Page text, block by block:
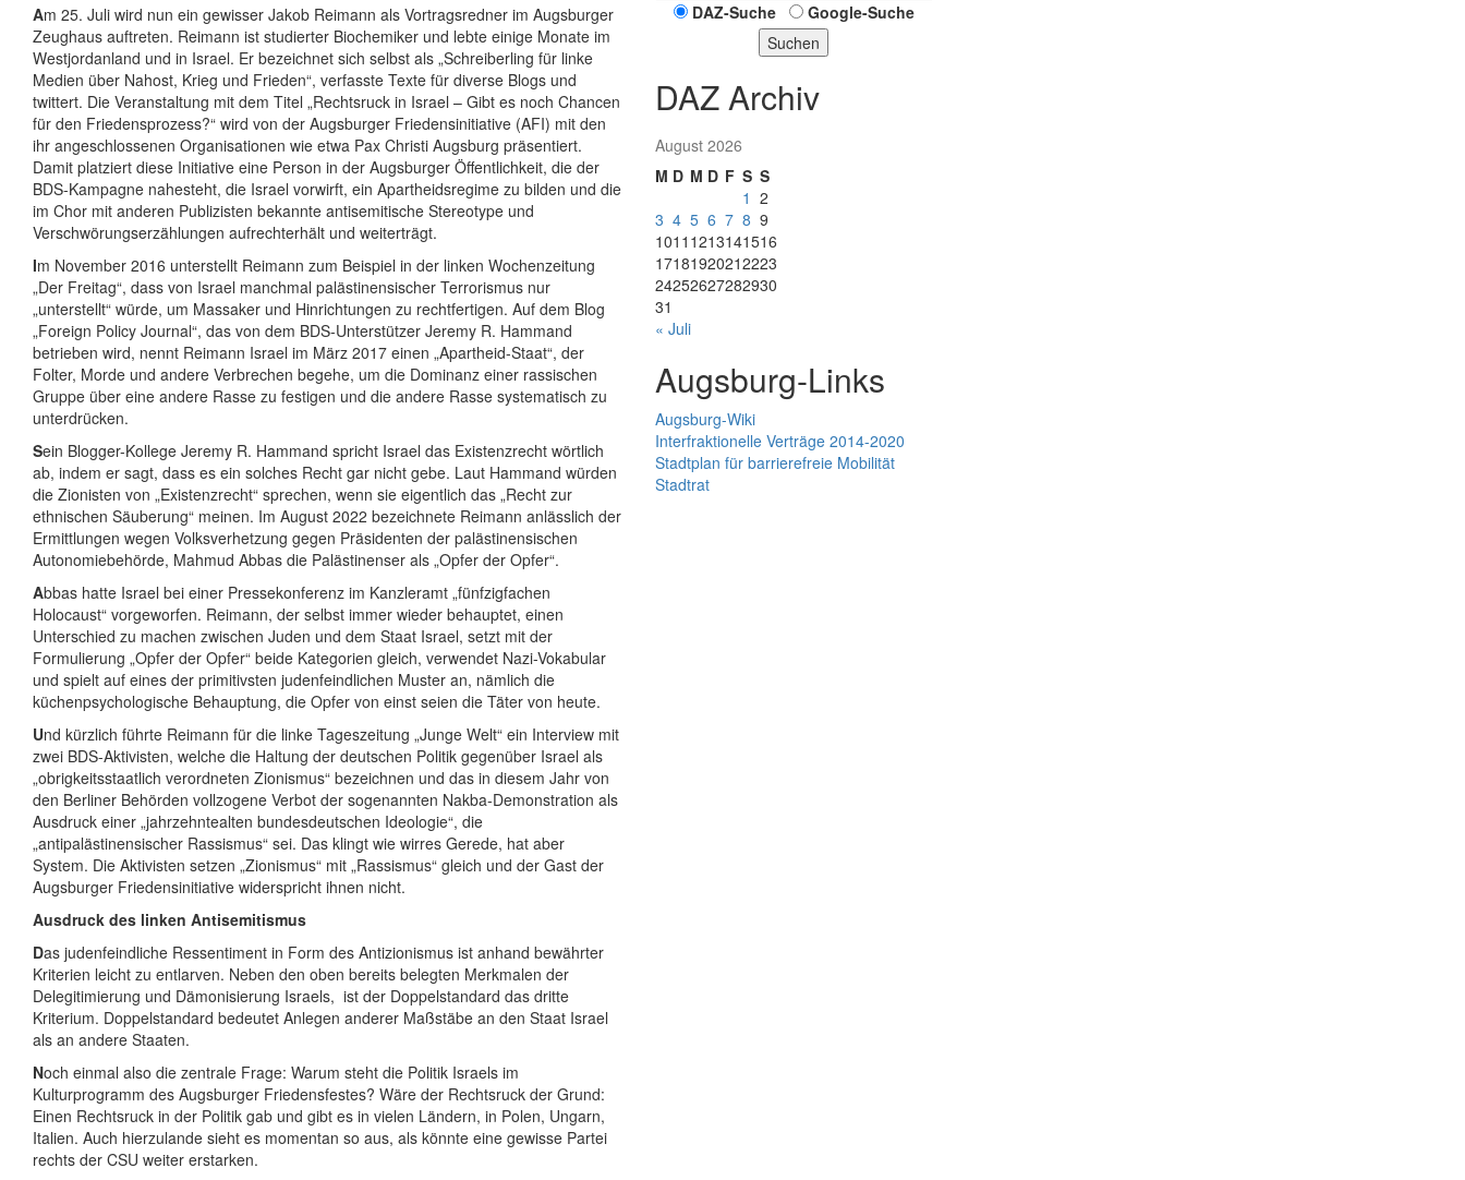
Am 25. Juli wird nun ein gewisser Jakob Reimann als Vortragsredner im Augsburger
Zeughaus auftreten. Reimann ist studierter Biochemiker und lebte einige Monate im
Westjordanland und in Israel. Er bezeichnet sich selbst als „Schreiberling für linke
Medien über Nahost, Krieg und Frieden“, verfasste Texte für diverse Blogs und
twittert. Die Veranstaltung mit dem Titel „Rechtsruck in Israel – Gibt es noch Chancen
für den Friedensprozess?“ wird von der Augsburger Friedensinitiative (AFI) mit den
ihr angeschlossenen Organisationen wie etwa Pax Christi Augsburg präsentiert.
Damit platziert diese Initiative eine Person in der Augsburger Öffentlichkeit, die der
BDS-Kampagne nahesteht, die Israel vorwirft, ein Apartheidsregime zu bilden und die
im Chor mit anderen Publizisten bekannte antisemitische Stereotype und
Verschwörungserzählungen aufrechterhält und weiterträgt.
Im November 2016 unterstellt Reimann zum Beispiel in der linken Wochenzeitung
„Der Freitag“, dass von Israel manchmal palästinensischer Terrorismus nur
„unterstellt“ würde, um Massaker und Hinrichtungen zu rechtfertigen. Auf dem Blog
„Foreign Policy Journal“, das von dem BDS-Unterstützer Jeremy R. Hammand
betrieben wird, nennt Reimann Israel im März 2017 einen „Apartheid-Staat“, der
Folter, Morde und andere Verbrechen begehe, um die Dominanz einer rassischen
Gruppe über eine andere Rasse zu festigen und die andere Rasse systematisch zu
unterdrücken.
Sein Blogger-Kollege Jeremy R. Hammand spricht Israel das Existenzrecht wörtlich
ab, indem er sagt, dass es ein solches Recht gar nicht gebe. Laut Hammand würden
die Zionisten von „Existenzrecht“ sprechen, wenn sie eigentlich das „Recht zur
ethnischen Säuberung“ meinen. Im August 2022 bezeichnete Reimann anlässlich der
Ermittlungen wegen Volksverhetzung gegen Präsidenten der palästinensischen
Autonomiebehörde, Mahmud Abbas die Palästinenser als „Opfer der Opfer“.
Abbas hatte Israel bei einer Pressekonferenz im Kanzleramt „fünfzigfachen
Holocaust“ vorgeworfen. Reimann, der selbst immer wieder behauptet, einen
Unterschied zu machen zwischen Juden und dem Staat Israel, setzt mit der
Formulierung „Opfer der Opfer“ beide Kategorien gleich, verwendet Nazi-Vokabular
und spielt auf eines der primitivsten judenfeindlichen Muster an, nämlich die
küchenpsychologische Behauptung, die Opfer von einst seien die Täter von heute.
Und kürzlich führte Reimann für die linke Tageszeitung „Junge Welt“ ein Interview mit
zwei BDS-Aktivisten, welche die Haltung der deutschen Politik gegenüber Israel als
„obrigkeitsstaatlich verordneten Zionismus“ bezeichnen und das in diesem Jahr von
den Berliner Behörden vollzogene Verbot der sogenannten Nakba-Demonstration als
Ausdruck einer „jahrzehntealten bundesdeutschen Ideologie“, die
„antipalästinensischer Rassismus“ sei. Das klingt wie wirres Gerede, hat aber
System. Die Aktivisten setzen „Zionismus“ mit „Rassismus“ gleich und der Gast der
Augsburger Friedensinitiative widerspricht ihnen nicht.
Ausdruck des linken Antisemitismus
Das judenfeindliche Ressentiment in Form des Antizionismus ist anhand bewährter
Kriterien leicht zu entlarven. Neben den oben bereits belegten Merkmalen der
Delegitimierung und Dämonisierung Israels, ist der Doppelstandard das dritte
Kriterium. Doppelstandard bedeutet Anlegen anderer Maßstäbe an den Staat Israel
als an andere Staaten.
Noch einmal also die zentrale Frage: Warum steht die Politik Israels im
Kulturprogramm des Augsburger Friedensfestes? Wäre der Rechtsruck der Grund:
Einen Rechtsruck in der Politik gab und gibt es in vielen Ländern, in Polen, Ungarn,
Italien. Auch hierzulande sieht es momentan so aus, als könnte eine gewisse Partei
rechts der CSU weiter erstarken.
DAZ-Suche
Google-Suche
Suchen
DAZ Archiv
August 2026
M D M D F S S
1 2
3 4 5 6 7 8 9
1011 1213141516
17181920212223
24252627282930
31
« Juli
Augsburg-Links
Augsburg-Wiki
Interfraktionelle Verträge 2014-2020
Stadtplan für barrierefreie Mobilität
Stadtrat